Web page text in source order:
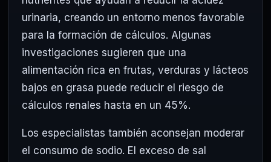
urinaria, creando un entorno menos favorable
para la formación de cálculos. Algunas
investigaciones sugieren que una
alimentación rica en frutas, verduras y lácteos
bajos en grasa puede reducir el riesgo de
cálculos renales hasta en un 45%.
Los especialistas también aconsejan moderar
el consumo de sodio. El exceso de sal